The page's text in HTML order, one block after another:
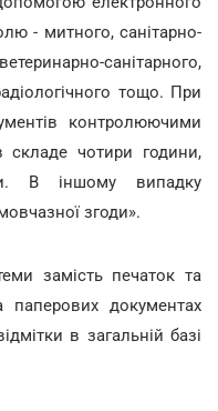
- митного, санітарно-
санітарного,
тощо. При
контролюючими
складе чотири години,
В іншому випадку
згоди».
замість печаток та
паперових документах
в загальній базі